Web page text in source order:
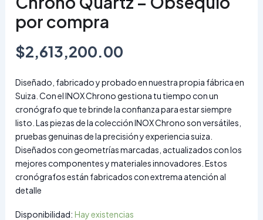
por compra
$2,613,200.00
Diseñado, fabricado y probado en nuestra propia fábrica en
Suiza. Con el INOX Chrono gestiona tu tiempo con un
cronógrafo que te brinde la confianza para estar siempre
listo. Las piezas de la colección INOX Chrono son versátiles,
pruebas genuinas de la precisión y experiencia suiza.
Diseñados con geometrías marcadas, actualizados con los
mejores componentes y materiales innovadores. Estos
cronógrafos están fabricados con extrema atención al
detalle
Disponibilidad: Hay existencias